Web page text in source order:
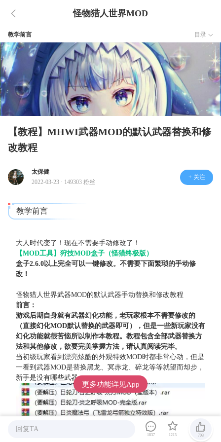
怪物猎人世界MOD
教学前言 目录
【教程】MHWI武器MOD的默认武器替换和修
改教程
太保健
2022-03-23 · 149303 粉丝
+ 关注
教学前言
大人时代变了！现在不需要手动修改了！
【MOD工具】狩技MOD盒子（怪猎终极版）
盒子2.6.0以上完全可以一键修改。不需要下面繁琐的手动修
改！
怪物猎人世界武器MOD的默认武器手动替换和修改教程
前言：
游戏后期自身就有武器幻化功能，老玩家根本不需要修改的
（直接幻化MOD默认替换的武器即可），但是一些新玩家没有
幻化功能就很苦恼所以制作本教程。教程包含全部武器替换方
法和其他修改，欲要完美掌握方法，请认真阅读完毕。
当初级玩家看到漂亮炫酷的外观特效MOD时都非常心动，但是
一看到武器MOD是替换黑龙、冥赤龙、碎龙等等就望而却步，
新手是没有哪些武器。
回复TA
1837 1213 703
更多功能详见App